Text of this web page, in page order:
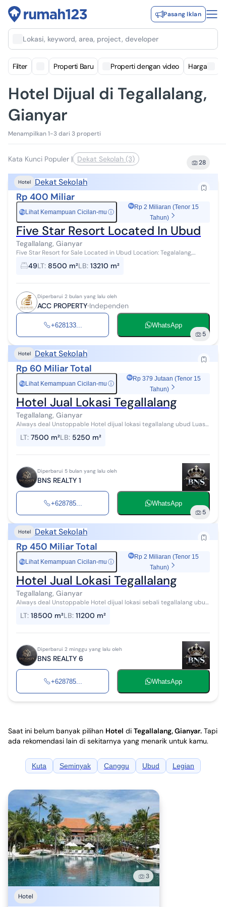
Pasang Iklan
Lokasi, keyword, area, project, developer
Filter Properti Baru Properti dengan video Harga
Hotel Dijual di Tegallalang,
Gianyar
Menampilkan 1-3 dari 3 properti
Kata Kunci Populer | Dekat Sekolah (3) 28
Hotel Dekat Sekolah
Rp 400 Miliar
Rp Lihat Kemampuan Cicilan-mu ⓘ
Rp 2 Miliaran (Tenor 15
Tahun)
Five Star Resort Located In Ubud
Tegallalang, Gianyar
Five Star Resort for Sale Located in Ubud Location: Tegalalang,
Ubud, Gianyar, Bali Price IDR 400.000.000.000 Classification 5 Stars
Land Area 8....
49LT: 8500 m²LB: 13210 m²
Diperbarui 2 bulan yang lalu oleh
ACC PROPERTY Independen
+628133... WhatsApp
5
Hotel Dekat Sekolah
Rp 60 Miliar Total
Rp Lihat Kemampuan Cicilan-mu ⓘ
Rp 379 Jutaan (Tenor 15
Tahun)
Hotel Jual Lokasi Tegallalang
Tegallalang, Gianyar
Always deal Unstoppable Hotel dijual lokasi tegallalang ubud Luas
mandi 11 Kolam renang H...
LT: 7500 m²LB: 5250 m²
Diperbarui 5 bulan yang lalu oleh
BNS REALTY 1
+628785... WhatsApp
5
Hotel Dekat Sekolah
Rp 450 Miliar Total
Rp Lihat Kemampuan Cicilan-mu ⓘ
Rp 2 Miliaran (Tenor 15
Tahun)
Hotel Jual Lokasi Tegallalang
Tegallalang, Gianyar
Always deal Unstoppable Hotel dijual lokasi sebali tegallalang ubud
18500 m2 Luas ban...
LT: 18500 m²LB: 11200 m²
Diperbarui 2 minggu yang lalu oleh
BNS REALTY 6
+628785... WhatsApp
Saat ini belum banyak pilihan Hotel di Tegallalang, Gianyar. Tapi
ada rekomendasi lain di sekitarnya yang menarik untuk kamu.
Kuta Seminyak Canggu Ubud Legian
3
Hotel